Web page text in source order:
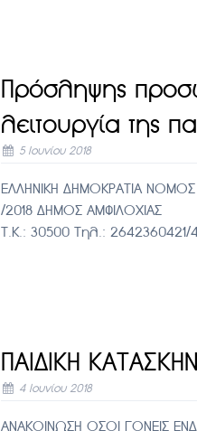
Πρόσληψης
λειτουργία της
5 Ιουνίου 2018
ΕΛΛΗΝΙΚΗ
/2018 ΔΗΜΟΣ
Τ.Κ.: 30500 Τηλ.:
ΠΑΙΔΙΚΗ
4 Ιουνίου 2018
ΑΝΑΚΟΙΝΩΣΗ ΟΣΟΙ ΓΟΝΕΙΣ